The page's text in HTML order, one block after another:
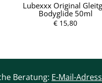
Lubexxx Original
Bodyglide 50ml
€ 15,80
Beratung: E-Mail-